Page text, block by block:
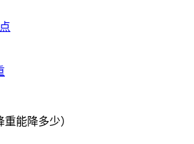
能降多少）